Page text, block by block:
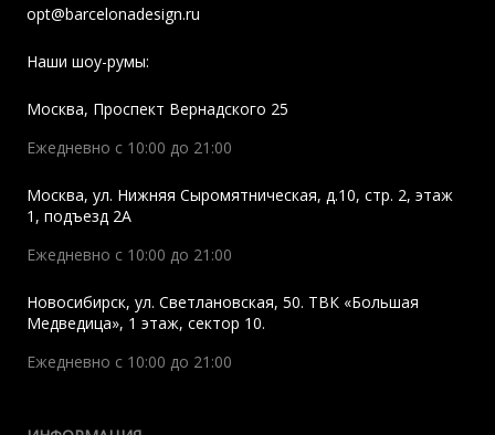
opt@barcelonadesign.ru
Наши шоу-румы:
Москва, Проспект Вернадского 25
Ежедневно с 10:00 до 21:00
Москва, ул. Нижняя Сыромятническая, д.10, стр. 2, этаж
1, подъезд 2A
Ежедневно с 10:00 до 21:00
Новосибирск, ул. Светлановская, 50. ТВК «Большая
Медведица», 1 этаж, сектор 10.
Ежедневно с 10:00 до 21:00